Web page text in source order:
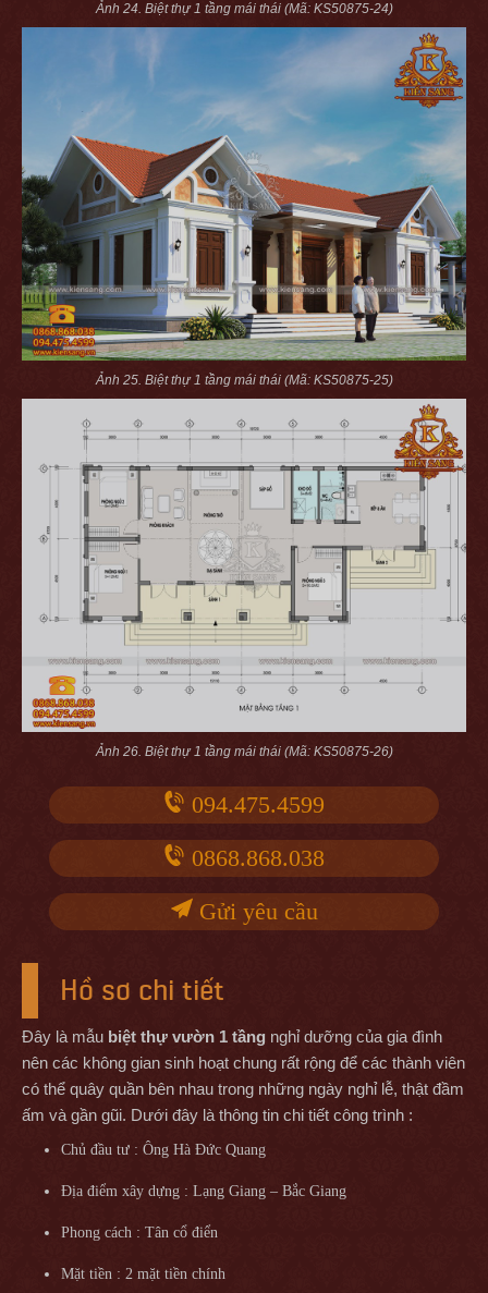
Ảnh 24. Biệt thự 1 tầng mái thái (Mã: KS50875-24)
Ảnh 25. Biệt thự 1 tầng mái thái (Mã: KS50875-25)
Ảnh 26. Biệt thự 1 tầng mái thái (Mã: KS50875-26)
094.475.4599
0868.868.038
Gửi yêu cầu
Hồ sơ chi tiết
Đây là mẫu biệt thự vườn 1 tầng nghỉ dưỡng của gia đình
nên các không gian sinh hoạt chung rất rộng để các thành viên
có thể quây quần bên nhau trong những ngày nghỉ lễ, thật đầm
ấm và gần gũi. Dưới đây là thông tin chi tiết công trình :
Chủ đầu tư : Ông Hà Đức Quang
Địa điểm xây dựng : Lạng Giang – Bắc Giang
Phong cách : Tân cổ điển
Mặt tiền : 2 mặt tiền chính